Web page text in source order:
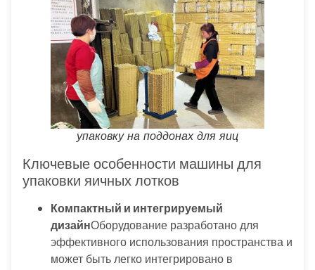
упаковку на поддонах для яиц
Ключевые особенности машины для
упаковки яичных лотков
Компактный и интегрируемый
дизайнОборудование разработано для
эффективного использования пространства и
может быть легко интегрировано в